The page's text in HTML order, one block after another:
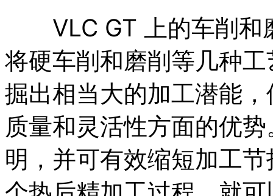
VLC GT 上的车削和
将硬车削和磨削等几种
掘出相当大的加工潜能
质量和灵活性方面的优
明，并可有效缩短加工